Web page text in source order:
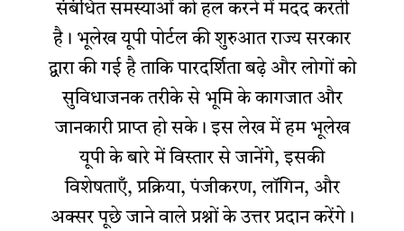
संबंधित समस्याओं को हल करने में मदद करती
है। भूलेख यूपी पोर्टल की शुरुआत राज्य सरकार
द्वारा की गई है ताकि पारदर्शिता बढ़े और लोगों को
सुविधाजनक तरीके से भूमि के कागजात और
जानकारी प्राप्त हो सके। इस लेख में हम भूलेख
यूपी के बारे में विस्तार से जानेंगे, इसकी
विशेषताएँ, प्रक्रिया, पंजीकरण, लॉगिन, और
अक्सर पूछे जाने वाले प्रश्नों के उत्तर प्रदान करेंगे।